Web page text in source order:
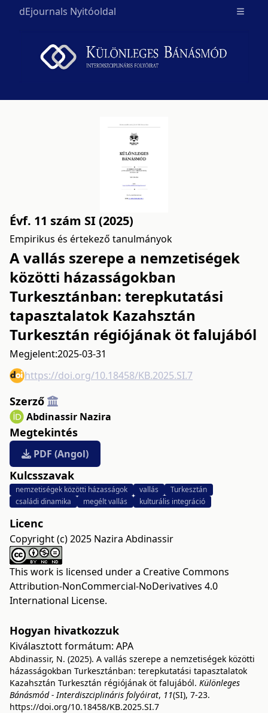
dEjournals Nyitóoldal Open
Évf. 11 szám SI (2025)
Empirikus és értekező tanulmányok
A vallás szerepe a nemzetiségek
közötti házasságokban
Turkesztánban: terepkutatási
tapasztalatok Kazahsztán
Turkesztán régiójának öt falujából
Megjelent:2025-03-31
https://doi.org/10.18458/KB.2025.SI.7
Szerző
Abdinassir Nazira
Megtekintés
PDF (Angol)
Kulcsszavak
nemzetiségek közötti házasságok vallás
Turkesztán
családi dinamika
megélt vallás kulturális integráció
Licenc
Copyright (c) 2025 Nazira Abdinassir
This work is licensed under a Creative Commons
Attribution-NonCommercial-NoDerivatives 4.0
International License.
Hogyan hivatkozzuk
Kiválasztott formátum: APA
Abdinassir, N. (2025). A vallás szerepe a nemzetiségek közötti
házasságokban Turkesztánban: terepkutatási tapasztalatok
Kazahsztán Turkesztán régiójának öt falujából. Különleges
Bánásmód - Interdiszciplináris folyóirat, 11(SI), 7-23.
https://doi.org/10.18458/KB.2025.SI.7